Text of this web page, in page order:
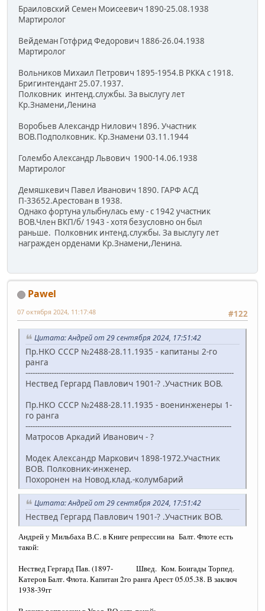
Браиловский Семен Моисеевич 1890-25.08.1938
Мартиролог
Вейдеман Готфрид Федорович 1886-26.04.1938
Мартиролог
Вольников Михаил Петрович 1895-1954.В РККА с 1918.
Бригинтендант 25.07.1937.
Полковник интенд.службы. За выслугу лет
Кр.Знамени,Ленина
Воробьев Александр Нилович 1896. Участник
ВОВ.Подполковник. Кр.Знамени 03.11.1944
Голембо Александр Львович 1900-14.06.1938
Мартиролог
Демяшкевич Павел Иванович 1890. ГАРФ АСД
П-33652.Арестован в 1938.
Однако фортуна улыбнулась ему - с 1942 участник
ВОВ.Член ВКП/б/ 1943 - хотя безусловно он был
раньше. Полковник интенд.службы. За выслугу лет
награжден орденами Кр.Знамени,Ленина.
Pawel
#122
07 октября 2024, 11:17:48
Цитата: Андрей от 29 сентября 2024, 17:51:42
Пр.НКО СССР №2488-28.11.1935 - капитаны 2-го
ранга
----------------------------------------------------------------------------------------
Нествед Гергард Павлович 1901-? .Участник ВОВ.
Пр.НКО СССР №2488-28.11.1935 - военинженеры 1-
го ранга
---------------------------------------------------------------------------------------
Матросов Аркадий Иванович - ?
Модек Александр Маркович 1898-1972.Участник
ВОВ. Полковник-инженер.
Похоронен на Новод.клад.-колумбарий
Цитата: Андрей от 29 сентября 2024, 17:51:42
Нествед Гергард Павлович 1901-? .Участник ВОВ.
Андрей у Мильбаха В.С. в Книге репрессии на Балт. Флоте есть
такой:
Нествед Гергард Пав. (1897- Швед. Ком. Боигады Торпед.
Катеров Балт. Флота. Капитан 2го ранга Арест 05.05.38. В заключ
1938-39гг